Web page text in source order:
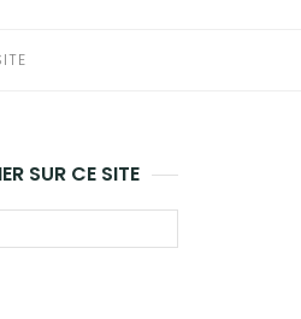
SUR CE SITE